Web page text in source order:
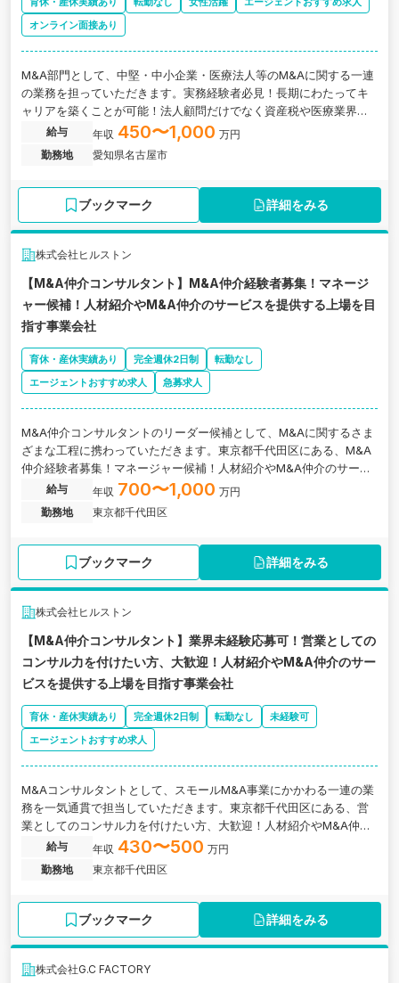
オンライン面接あり
M&A部門として、中堅・中小企業・医療法人等のM&Aに関する一連
の業務を担っていただきます。実務経験者必見！長期にわたってキ
ャリアを築くことが可能！法人顧問だけでなく資産税や医療業界で
高い成長率を誇る若手税理士法人の求人です。
給与 年収 450〜1,000 万円
勤務地
愛知県名古屋市
ブックマーク 詳細をみる
株式会社ヒルストン
【M&A仲介コンサルタント】M&A仲介経験者募集！マネージ
ャー候補！人材紹介やM&A仲介のサービスを提供する上場を目
指す事業会社
育休・産休実績あり 完全週休2日制
転勤なし
エージェントおすすめ求人
急募求人
M&A仲介コンサルタントのリーダー候補として、M&Aに関するさま
ざまな工程に携わっていただきます。東京都千代田区にある、M&A
仲介経験者募集！マネージャー候補！人材紹介やM&A仲介のサービ
スを提供する上場を目指す事業会社の求人です。
給与 年収 700〜1,000 万円
勤務地
東京都千代田区
ブックマーク 詳細をみる
株式会社ヒルストン
【M&A仲介コンサルタント】業界未経験応募可！営業としての
コンサル力を付けたい方、大歓迎！人材紹介やM&A仲介のサー
ビスを提供する上場を目指す事業会社
育休・産休実績あり 完全週休2日制 転勤なし
未経験可
エージェントおすすめ求人
M&Aコンサルタントとして、スモールM&A事業にかかわる一連の業
務を一気通貫で担当していただきます。東京都千代田区にある、営
業としてのコンサル力を付けたい方、大歓迎！人材紹介やM&A仲介
のサービスを提供する上場を目指す事業会社の求人です。
給与 年収 430〜500 万円
勤務地
東京都千代田区
ブックマーク 詳細をみる
株式会社G.C FACTORY